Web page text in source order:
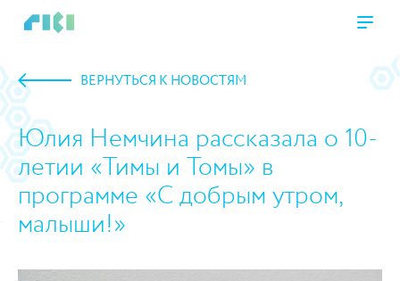
ВЕРНУТЬСЯ К НОВОСТЯМ
Юлия Немчина рассказала о 10-
летии «Тимы и Томы» в
программе «С добрым утром,
малыши!»
https://www.high-endrolex.com/45